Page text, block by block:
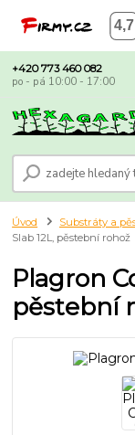
+420 773 460 082
po - pá 10:00 - 17:00
Úvod Substráty a
Slab 12L, pěstební rohož
Plagron
pěstební